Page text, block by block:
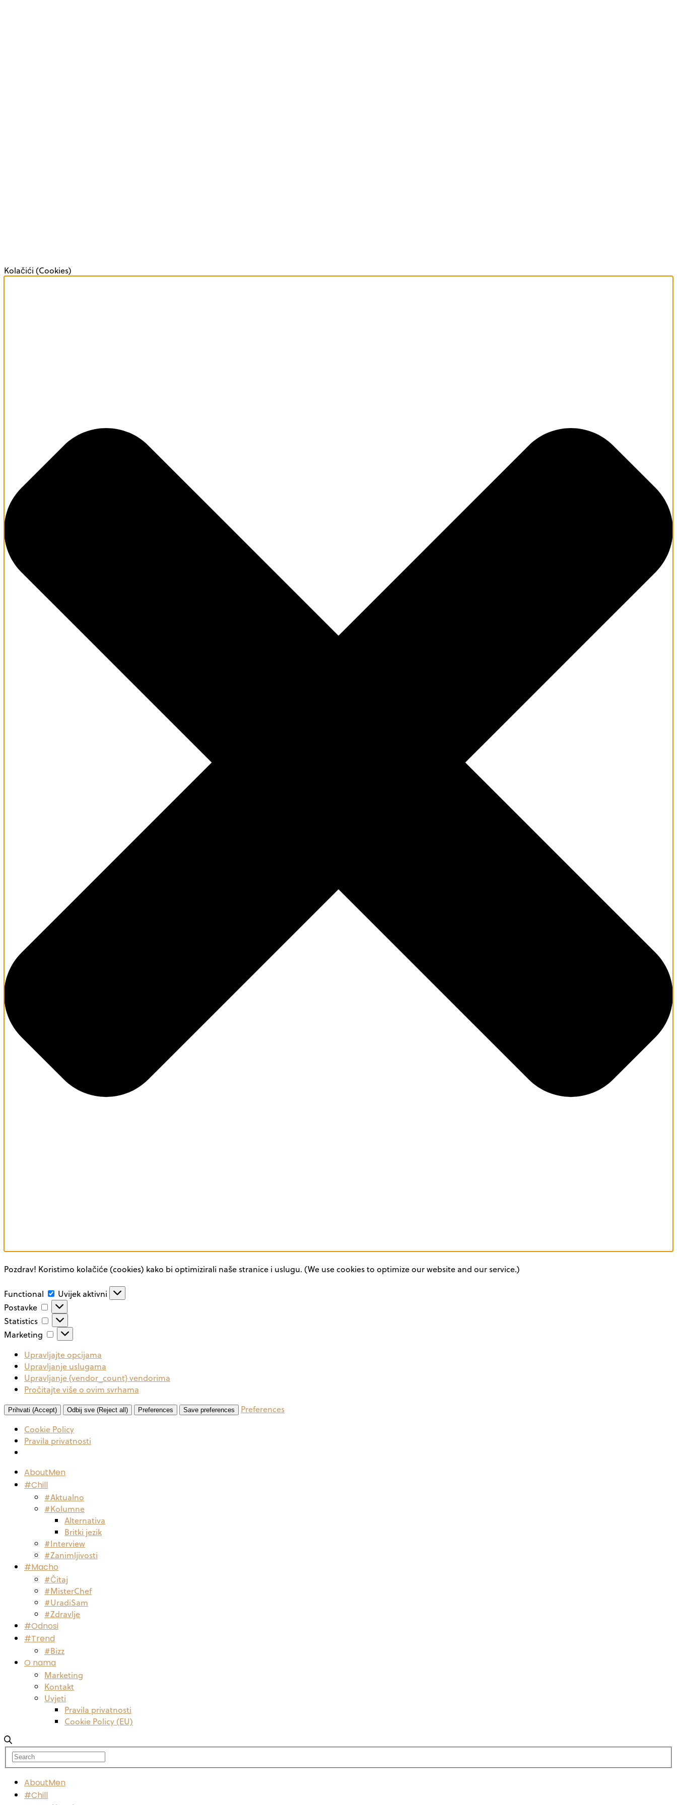
Kolačići (Cookies)
Pozdrav! Koristimo kolačiće (cookies) kako bi optimizirali naše stranice i uslugu. (We use cookies to optimize our website and our service.)
Functional Functional
Uvijek aktivni
Postavke
Postavke
Statistics Statistics
Marketing Marketing
Upravljajte opcijama
Upravljanje uslugama
Upravljanje {vendor_count} vendorima
Pročitajte više o ovim svrhama
Prihvati (Accept) Odbij sve (Reject all) Preferences Save preferences
Preferences
Cookie Policy
Pravila privatnosti
AboutMen
#Chill
#Aktualno
#Kolumne
Alternativa
Britki jezik
#Interview
#Zanimljivosti
#Macho
#Čitaj
#MisterChef
#UradiSam
#Zdravlje
#Odnosi
#Trend
#Bizz
O nama
Marketing
Kontakt
Uvjeti
Pravila privatnosti
Cookie Policy (EU)
AboutMen
#Chill